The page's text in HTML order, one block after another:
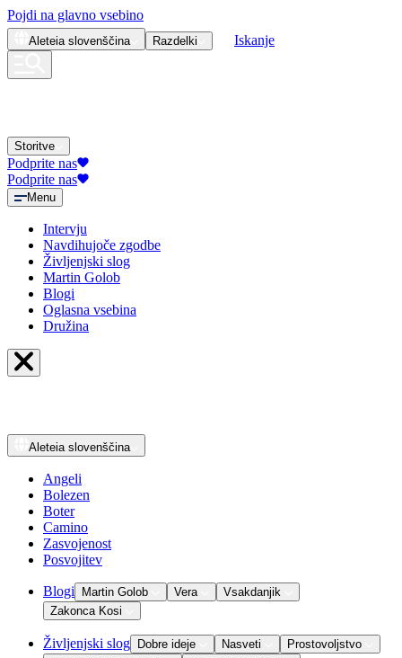
Pojdi na glavno vsebino
Aleteia slovenščina Razdelki Iskanje
Storitve
Podprite nas
Podprite nas
Menu
Intervju
Navdihujoče zgodbe
Življenjski slog
Martin Golob
Blogi
Oglasna vsebina
Družina
Aleteia slovenščina
Angeli
Bolezen
Boter
Camino
Zasvojenost
Posvojitev
Blogi Martin Golob Vera
Vsakdanjik
Zakonca Kosi
Življenjski slog Dobre ideje Nasveti
Prostovoljstvo